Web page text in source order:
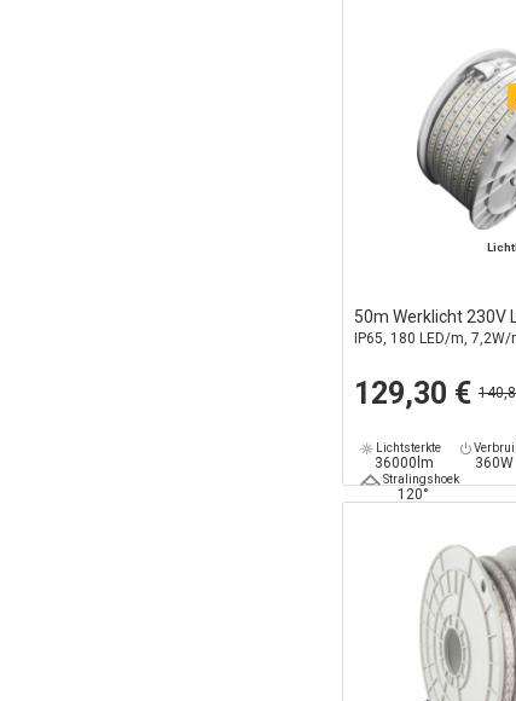
50m Werklicht 230V
IP65, 180 LED/m,
129,30 €
Lichtsterkte
36000lm 360W
Stralingshoek
120°